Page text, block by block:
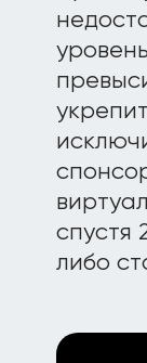
спустя
либо